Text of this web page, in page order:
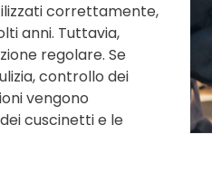
correttamente,
anni. Tuttavia,
regolare. Se
controllo dei
vengono
cuscinetti e le